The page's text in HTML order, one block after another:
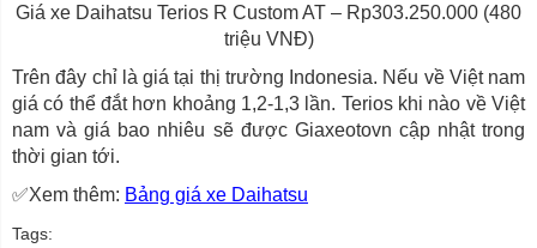
Giá xe Daihatsu Terios R Custom AT – Rp303.250.000 (480
triệu VNĐ)
Trên đây chỉ là giá tại thị trường Indonesia. Nếu về Việt nam
giá có thể đắt hơn khoảng 1,2-1,3 lần. Terios khi nào về Việt
nam và giá bao nhiêu sẽ được Giaxeotovn cập nhật trong
thời gian tới.
✅Xem thêm: Bảng giá xe Daihatsu
Tags: